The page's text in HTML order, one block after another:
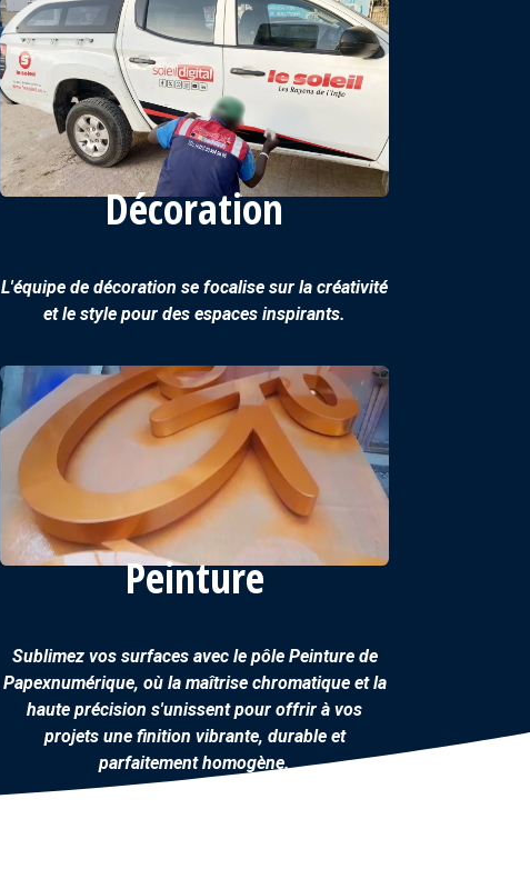
Décoration
L'équipe de décoration se focalise sur la créativité
et le style pour des espaces inspirants.
Peinture
Sublimez vos surfaces avec le pôle Peinturede
Papexnumérique, où la maîtrise chromatique et la
haute précision s'unissent pour offrir à vos
projets une finition vibrante, durable et
parfaitement homogène.